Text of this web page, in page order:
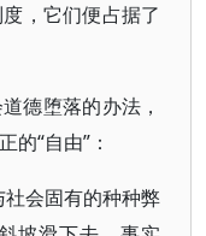
，它们便占据了
德堕落的办法，
“自由”：
会固有的种种弊